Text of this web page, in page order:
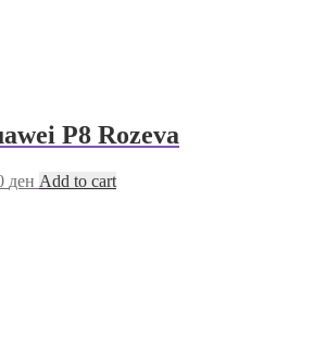
P8 Rozeva
ден Add to cart